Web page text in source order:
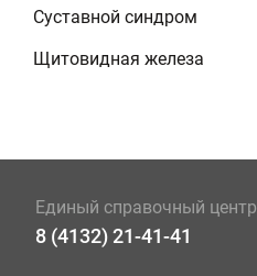
Суставной синдром
Щитовидная железа
Единый справочный центр
8 (4132) 21-41-41